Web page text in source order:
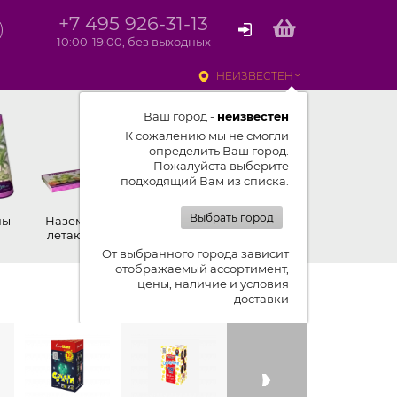
+7 495 926-31-13
10:00-19:00, без выходных
НЕИЗВЕСТЕН
Ваш город - неизвестен
К сожалению мы не смогли
определить Ваш город.
Пожалуйста выберите
подходящий Вам из списка.
Выбрать город
От выбранного города зависит
отображаемый ассортимент,
цены, наличие и условия
доставки
Наземные,
летающие
Петарды
Показывать ленту изделий